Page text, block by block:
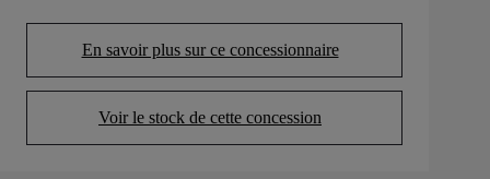
En savoir plus sur ce concessionnaire
(Opens in new tab)
Voir le stock de cette concession
(Opens in new tab)